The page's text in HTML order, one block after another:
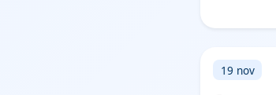
19 nov